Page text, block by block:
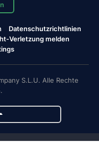
Datenschutzrichtlinien
Verletzung melden
S.L.U. Alle Rechte